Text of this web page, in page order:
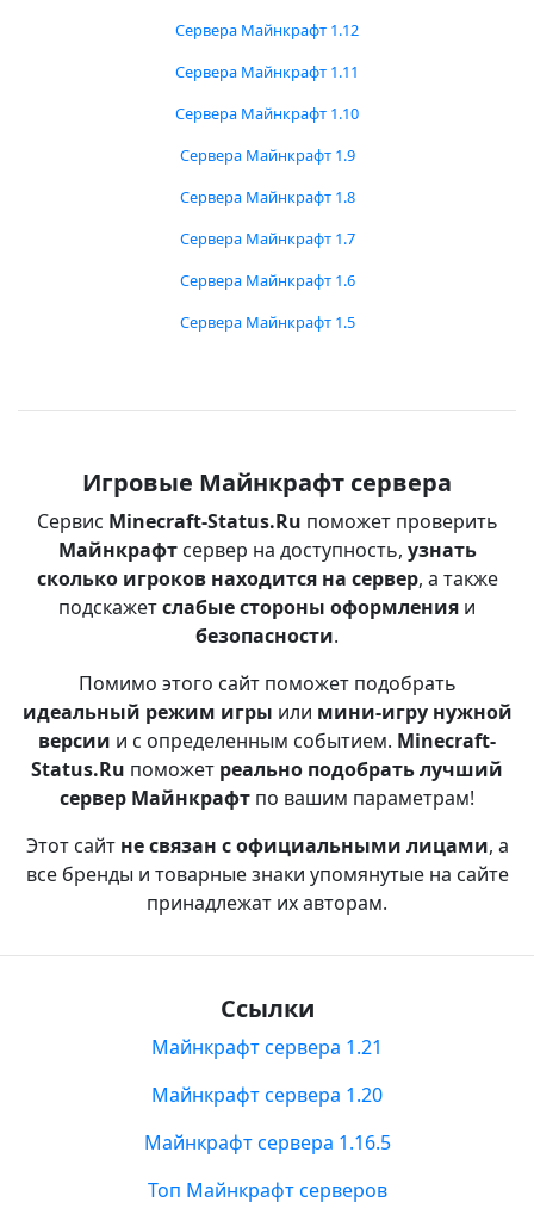
Сервера Майнкрафт 1.12
Сервера Майнкрафт 1.11
Сервера Майнкрафт 1.10
Сервера Майнкрафт 1.9
Сервера Майнкрафт 1.8
Сервера Майнкрафт 1.7
Сервера Майнкрафт 1.6
Сервера Майнкрафт 1.5
Игровые Майнкрафт сервера
Сервис Minecraft-Status.Ru поможет проверить
Майнкрафтсервер на доступность, узнать
сколько игроков находится на сервер, а также
подскажетслабые стороны оформления и
безопасности.
Помимо этого сайт поможет подобрать
идеальный режим игры или мини-игру нужной
версии и с определенным событием. Minecraft-
Status.Ru поможет реально подобрать лучший
сервер Майнкрафт по вашим параметрам!
Этот сайт не связан с официальными лицами, а
все бренды и товарные знаки упомянутые на сайте
принадлежат их авторам.
Ссылки
Майнкрафт сервера 1.21
Майнкрафт сервера 1.20
Майнкрафт сервера 1.16.5
Топ Майнкрафт серверов